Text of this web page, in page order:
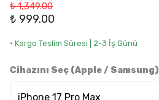
₺ 1,349.00
₺ 999.00
• Kargo Teslim Süresi | 2-3 İş Günü
Cihazını Seç (Apple / Samsung)